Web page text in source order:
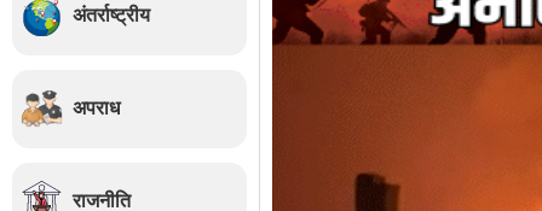
अंतर्राष्ट्रीय
अपराध
राजनीति